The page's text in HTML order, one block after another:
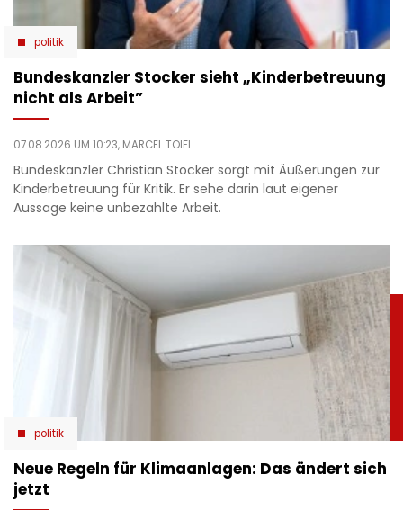
politik
Bundeskanzler Stocker sieht „Kinderbetreuung
nicht als Arbeit”
07.08.2026 UM 10:23, MARCEL TOIFL
Bundeskanzler Christian Stocker sorgt mit Äußerungen zur
Kinderbetreuung für Kritik. Er sehe darin laut eigener
Aussage keine unbezahlte Arbeit.
politik
Neue Regeln für Klimaanlagen: Das ändert sich
jetzt